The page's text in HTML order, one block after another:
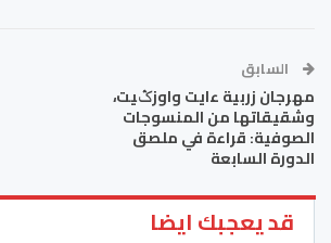
السابق
مهرجان زربية ءايت واوزݣيت،
وشقيقاتها من المنسوجات
الصوفية: قراءة في ملصق
الدورة السابعة
قد يعجبك ايضا